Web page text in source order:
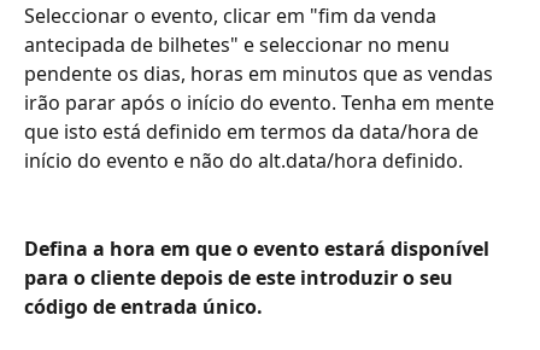
Seleccionar o evento, clicar em "fim da venda
antecipada de bilhetes" e seleccionar no menu
pendente os dias, horas em minutos que as vendas
irão parar após o início do evento. Tenha em mente
que isto está definido em termos da data/hora de
início do evento e não do alt.data/hora definido.
Defina a hora em que o evento estará disponível
para o cliente depois de este introduzir o seu
código de entrada único.